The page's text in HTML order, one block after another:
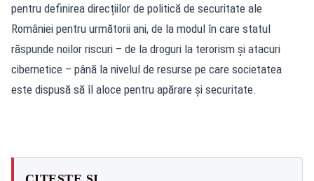
pentru definirea direcțiilor de politică de securitate ale
României pentru următorii ani, de la modul în care statul
răspunde noilor riscuri – de la droguri la terorism și atacuri
cibernetice – până la nivelul de resurse pe care societatea
este dispusă să îl aloce pentru apărare și securitate.